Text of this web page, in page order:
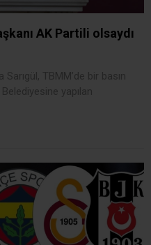
AK Partili olsaydı
TBMM’de bir basın
yapılan